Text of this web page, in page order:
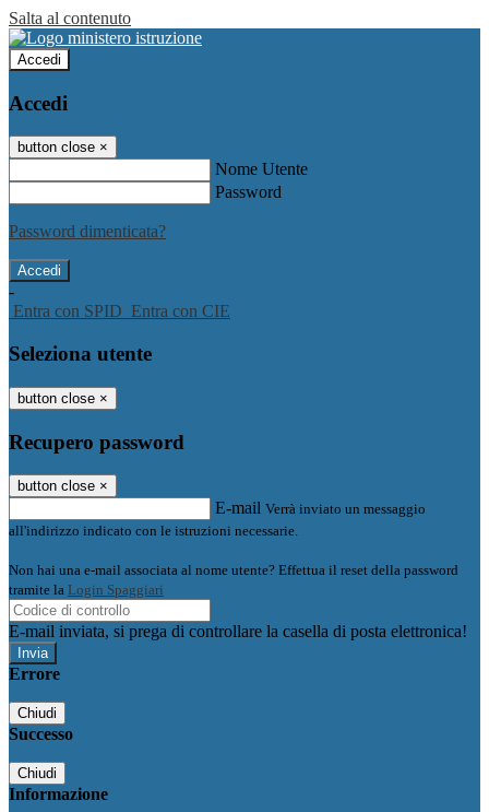
Salta al contenuto
Accedi
Accedi
button close ×
Nome Utente
Password
Password dimenticata?
-
Entra con SPID Entra con CIE
Seleziona utente
button close ×
Recupero password
button close ×
E-mail Verrà inviato un messaggio
all'indirizzo indicato con le istruzioni necessarie.
Non hai una e-mail associata al nome utente? Effettua il reset della password
tramite la Login Spaggiari
E-mail inviata, si prega di controllare la casella di posta elettronica!
Errore
Chiudi
Successo
Chiudi
Informazione